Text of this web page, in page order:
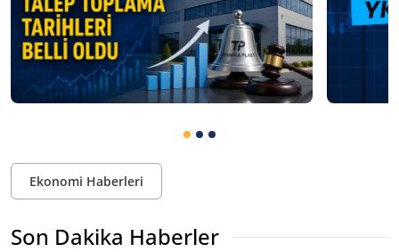
Ekonomi Haberleri
Son Dakika Haberler